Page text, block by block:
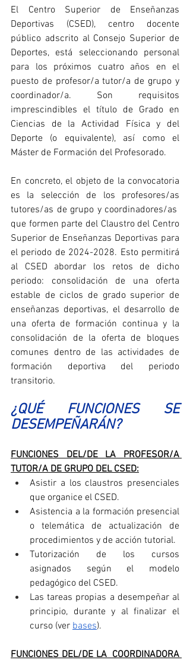
El Centro Superior de Enseñanzas
Deportivas (CSED), centro docente
público adscrito al Consejo Superior de
Deportes, está seleccionando personal
para los próximos cuatro años en el
puesto de profesor/a tutor/a de grupo y
coordinador/a. Son requisitos
imprescindibles el título de Grado en
Ciencias de la Actividad Física y del
Deporte (o equivalente), así como el
Máster de Formación del Profesorado.
En concreto, el objeto de la convocatoria
es la selección de los profesores/as
tutores/as de grupo y coordinadores/as
que formen parte del Claustro del Centro
Superior de Enseñanzas Deportivas para
el periodo de 2024-2028. Esto permitirá
al CSED abordar los retos de dicho
periodo: consolidación de una oferta
estable de ciclos de grado superior de
enseñanzas deportivas, el desarrollo de
una oferta de formación continua y la
consolidación de la oferta de bloques
comunes dentro de las actividades de
formación deportiva del periodo
transitorio.
¿QUÉ FUNCIONES SE
DESEMPEÑARÁN?
FUNCIONES DEL/DE LA PROFESOR/A
TUTOR/A DE GRUPO DEL CSED:
Asistir a los claustros presenciales
que organice el CSED.
Asistencia a la formación presencial
o telemática de actualización de
procedimientos y de acción tutorial.
Tutorización de los cursos
asignados según el modelo
pedagógico del CSED.
Las tareas propias a desempeñar al
principio, durante y al finalizar el
curso (ver bases).
FUNCIONES DEL/DE LA  COORDINADORA